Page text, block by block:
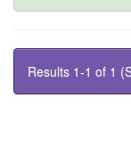
Results 1-1 of 1